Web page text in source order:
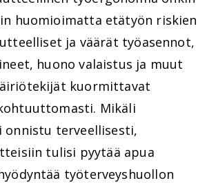
huomioimatta etätyön riskien
ja väärät työasennot,
huono valaistus ja muut
kuormittavat
Mikäli
onnistu terveellisesti,
tulisi pyytää apua
työterveyshuollon